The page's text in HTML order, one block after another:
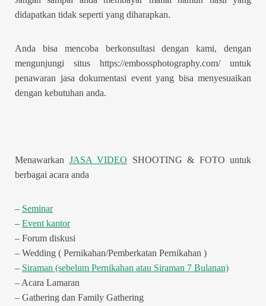
didapatkan tidak seperti yang diharapkan.
Anda bisa mencoba berkonsultasi dengan kami, dengan
mengunjungi situs https://embossphotography.com/ untuk
penawaran jasa dokumentasi event yang bisa menyesuaikan
dengan kebutuhan anda.
Menawarkan JASA VIDEO SHOOTING & FOTO untuk
berbagai acara anda
– Seminar
– Event kantor
– Forum diskusi
– Wedding ( Pernikahan/Pemberkatan Pernikahan )
– Siraman (sebelum Pernikahan atau Siraman 7 Bulanan)
– Acara Lamaran
– Gathering dan Family Gathering